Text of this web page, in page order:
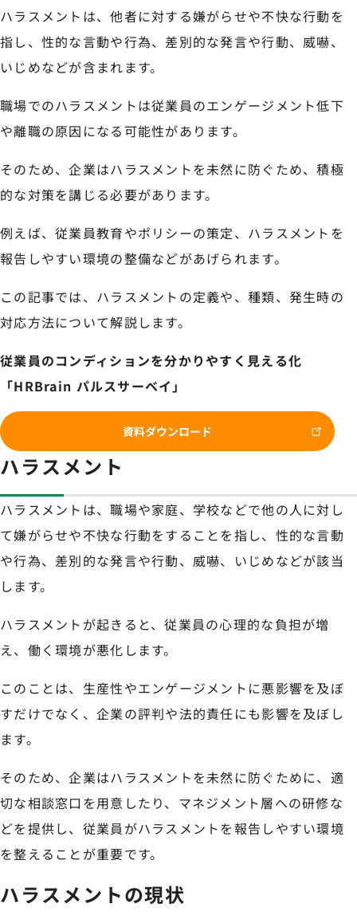
ハラスメントは、他者に対する嫌がらせや不快な行動を
指し、性的な言動や行為、差別的な発言や行動、威嚇、
いじめなどが含まれます。
職場でのハラスメントは従業員のエンゲージメント低下
や離職の原因になる可能性があります。
そのため、企業はハラスメントを未然に防ぐため、積極
的な対策を講じる必要があります。
例えば、従業員教育やポリシーの策定、ハラスメントを
報告しやすい環境の整備などがあげられます。
この記事では、ハラスメントの定義や、種類、発生時の
対応方法について解説します。
従業員のコンディションを分かりやすく見える化
「HRBrain パルスサーベイ」
資料ダウンロード
ハラスメント
ハラスメントは、職場や家庭、学校などで他の人に対し
て嫌がらせや不快な行動をすることを指し、性的な言動
や行為、差別的な発言や行動、威嚇、いじめなどが該当
します。
ハラスメントが起きると、従業員の心理的な負担が増
え、働く環境が悪化します。
このことは、生産性やエンゲージメントに悪影響を及ぼ
すだけでなく、企業の評判や法的責任にも影響を及ぼし
ます。
そのため、企業はハラスメントを未然に防ぐために、適
切な相談窓口を用意したり、マネジメント層への研修な
どを提供し、従業員がハラスメントを報告しやすい環境
を整えることが重要です。
ハラスメントの現状